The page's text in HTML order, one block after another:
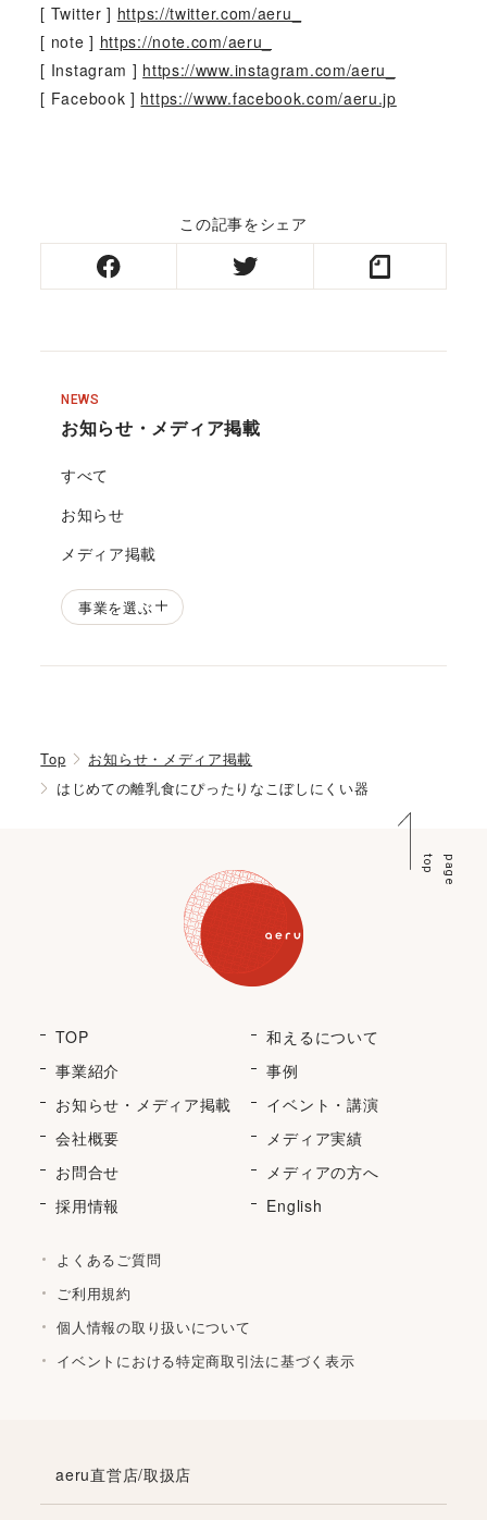
[ Twitter ] https://twitter.com/aeru_
[ note ] https://note.com/aeru_
[ Instagram ] https://www.instagram.com/aeru_
[ Facebook ] https://www.facebook.com/aeru.jp
この記事をシェア
NEWS
お知らせ・メディア掲載
すべて
お知らせ
メディア掲載
事業を選ぶ
Top
お知らせ・メディア掲載
はじめての離乳食にぴったりなこぼしにくい器
p
a
g
e
t
o
p
TOP
和えるについて
事業紹介
事例
お知らせ・メディア掲載
イベント・講演
会社概要
メディア実績
お問合せ
メディアの方へ
採用情報
English
よくあるご質問
ご利用規約
個人情報の取り扱いについて
イベントにおける特定商取引法に基づく表示
aeru直営店/取扱店